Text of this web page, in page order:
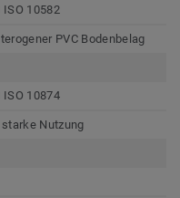
ISO 10582
PVC Bodenbelag
ISO 10874
starke Nutzung